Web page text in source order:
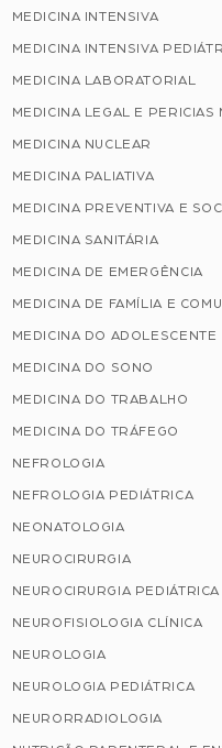
MEDICINA INTENSIVA
MEDICINA INTENSIVA
MEDICINA LABORATORIAL
MEDICINA LEGAL E PERICIAS
MEDICINA NUCLEAR
MEDICINA PALIATIVA
MEDICINA PREVENTIVA E
MEDICINA SANITÁRIA
MEDICINA DE EMERGÊNCIA
MEDICINA DE FAMÍLIA E
MEDICINA DO ADOLESCENTE
MEDICINA DO SONO
MEDICINA DO TRABALHO
MEDICINA DO TRÁFEGO
NEFROLOGIA
NEFROLOGIA PEDIÁTRICA
NEONATOLOGIA
NEUROCIRURGIA
NEUROCIRURGIA PEDIÁTRICA
NEUROFISIOLOGIA CLÍNICA
NEUROLOGIA
NEUROLOGIA PEDIÁTRICA
NEURORRADIOLOGIA